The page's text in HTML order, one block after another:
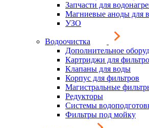
Запчасти для
Магниевые аноды для
УЗО
Водоочистка
Дополнительное
Картриджи для
Клапаны для воды
Корпус для фильтров
Магистральные
Редукторы
Системы
Фильтры под мойку